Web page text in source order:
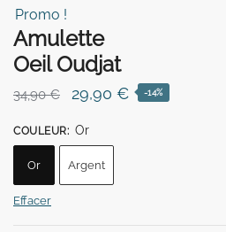
Promo !
Amulette
Oeil Oudjat
34,90€
Le
initial
était :
34,90 €.
29,90 €Le-14%
COULEUR: Or
Or Argent
Effacer